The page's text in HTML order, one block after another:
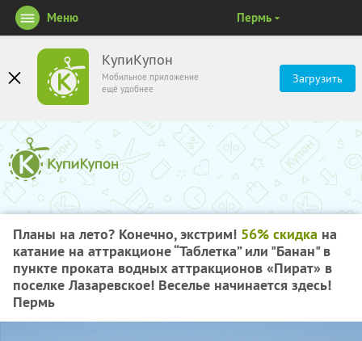
КупиКупон
Мобильное приложение
ещё удобнее
Загрузить
Меню Пермь
Планы на лето? Конечно, экстрим! 56% скидка на
катание на аттракционе “Таблетка” или "Банан" в
пункте проката водных аттракционов «Пират» в
поселке Лазаревское! Веселье начинается здесь!
Пермь